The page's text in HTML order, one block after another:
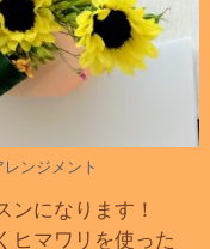
ンジメント
ンになります！
ヒマワリを使った